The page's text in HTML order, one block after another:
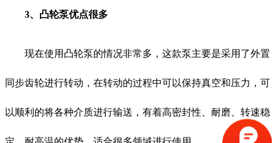
3、凸轮泵优点很多
现在使用凸轮泵的情况非常多，这款泵主要是采用了外置
同步齿轮进行转动，在转动的过程中可以保持真空和压力，可
以顺利的将各种介质进行输送，有着高密封性、耐磨、转速稳